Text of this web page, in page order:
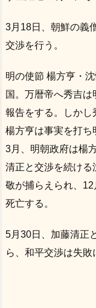
3月18日、朝鮮の義
交渉を行う。
明の使節 楊方亨・
国。万暦帝へ秀吉
報告をする。しかし
楊方亨は事実を打ち
3月、明朝政府は楊
清正と交渉を続け
敬が捕らえられ、
死亡する。
5月30日、加藤清正
ら、和平交渉は失敗